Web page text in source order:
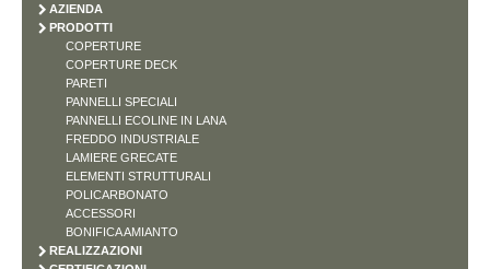
AZIENDA
PRODOTTI
COPERTURE
COPERTURE DECK
PARETI
PANNELLI SPECIALI
PANNELLI ECOLINE IN LANA
FREDDO INDUSTRIALE
LAMIERE GRECATE
ELEMENTI STRUTTURALI
POLICARBONATO
ACCESSORI
BONIFICA AMIANTO
REALIZZAZIONI